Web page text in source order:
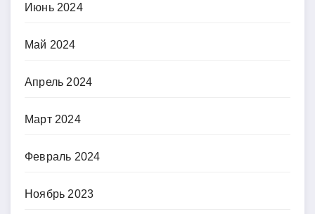
Июнь 2024
Май 2024
Апрель 2024
Март 2024
Февраль 2024
Ноябрь 2023